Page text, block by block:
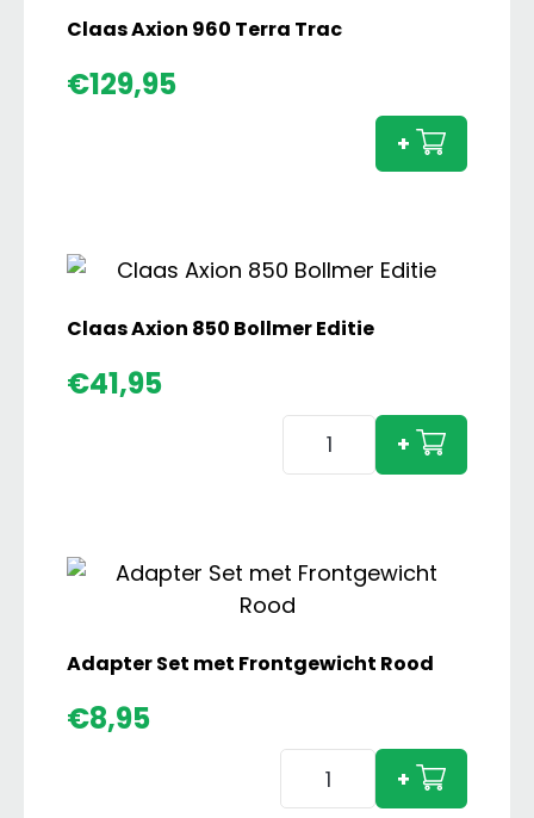
Claas Axion 960 Terra Trac
€129,95
Terra
+
Claas Axion 850 Bollmer Editie
€41,95
Claas
Axion
Editie
aantal
+
Adapter Set met Frontgewicht Rood
€8,95
Adapter
+